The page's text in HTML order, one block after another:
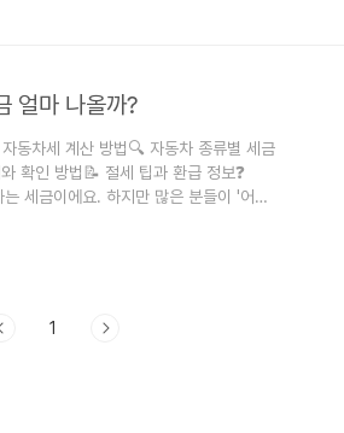
얼마 나올까?
동차세 계산 방법🔍 자동차 종류별 세금
확인 방법📝 절세 팁과 환급 정보❓
세금이에요. 하지만 많은 분들이 '어떻
부과되는지 아주 쉽고 재밌게 정리해
1